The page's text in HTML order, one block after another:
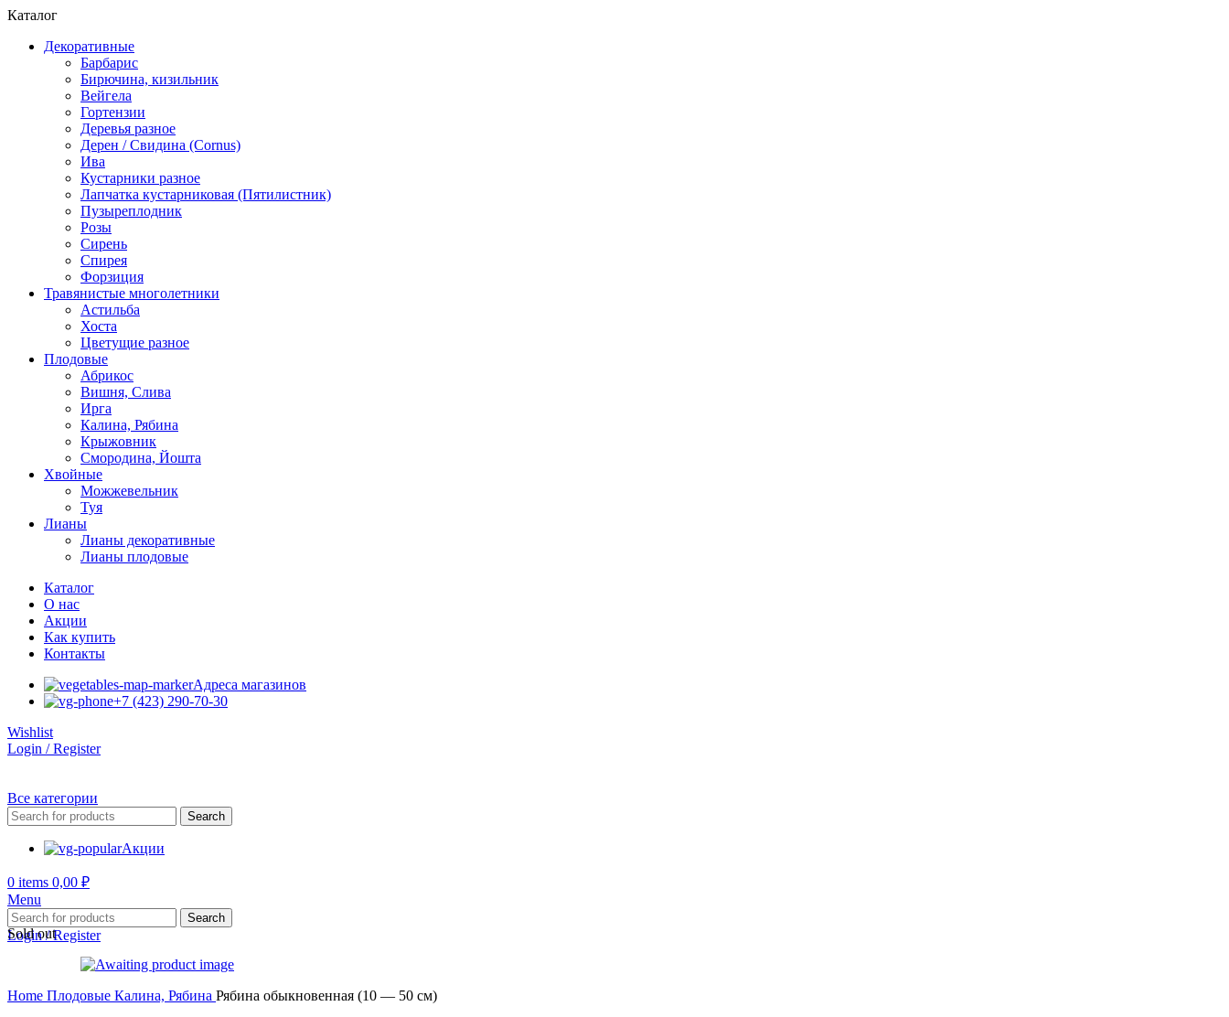
Каталог
Декоративные
Барбарис
Бирючина, кизильник
Вейгела
Гортензии
Деревья разное
Дерен / Свидина (Cornus)
Ива
Кустарники разное
Лапчатка кустарниковая (Пятилистник)
Пузыреплодник
Розы
Сирень
Спирея
Форзиция
Травянистые многолетники
Астильба
Хоста
Цветущие разное
Плодовые
Абрикос
Вишня, Слива
Ирга
Калина, Рябина
Крыжовник
Смородина, Йошта
Хвойные
Можжевельник
Туя
Лианы
Лианы декоративные
Лианы плодовые
Каталог
О нас
Акции
Как купить
Контакты
Адреса магазинов
+7 (423) 290-70-30
Wishlist
Login / Register
Все категории
Search
Акции
0 items 0,00 ₽
Menu
Search
Login / Register
Sold out
Home Плодовые Калина, Рябина Рябина обыкновенная (10 — 50 см)